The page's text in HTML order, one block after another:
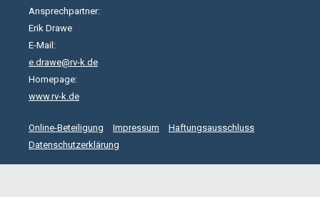
Ansprechpartner:
Erik Drawe
E-Mail:
e.drawe@rv-k.de
Homepage:
www.rv-k.de
Online-Beteiligung Impressum
Haftungsausschluss
Datenschutzerklärung